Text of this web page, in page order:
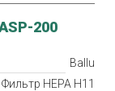
200
Ballu
Фильтр HEPA H11